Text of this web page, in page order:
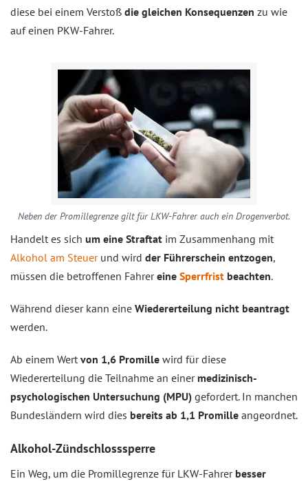
diese bei einem Verstoß die gleichen Konsequenzen zu wie
auf einen PKW-Fahrer.
Neben der Promillegrenze gilt für LKW-Fahrer auch ein Drogenverbot.
Handelt es sich um eine Straftat im Zusammenhang mit
Alkohol am Steuerund wird der Führerschein entzogen,
müssen die betroffenen Fahrereine Sperrfrist beachten.
Während dieser kann eine Wiedererteilung nicht beantragt
werden.
Ab einem Wert von 1,6 Promille wird für diese
Wiedererteilung die Teilnahme an einer medizinisch-
psychologischen Untersuchung (MPU) gefordert. In manchen
Bundesländern wird dies bereits ab 1,1 Promille angeordnet.
Alkohol-Zündschlosssperre
Ein Weg, um die Promillegrenze für LKW-Fahrer besser